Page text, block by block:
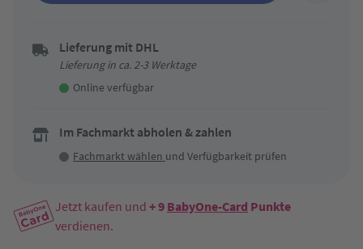
Lieferung mit DHL
Lieferung in ca. 2-3 Werktage
Online verfügbar
Im Fachmarkt abholen & zahlen
Fachmarkt wählen und Verfügbarkeit prüfen
Jetzt kaufen und + 9 BabyOne-Card Punkte
verdienen.